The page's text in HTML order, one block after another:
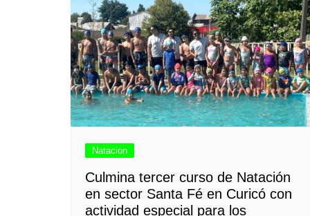
Natacion
Culmina tercer curso de Natación
en sector Santa Fé en Curicó con
actividad especial para los